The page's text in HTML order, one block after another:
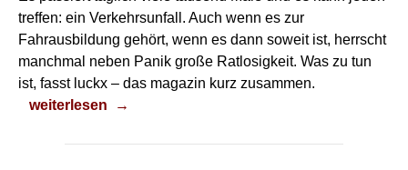
treffen: ein Verkehrsunfall. Auch wenn es zur
Fahrausbildung gehört, wenn es dann soweit ist, herrscht
manchmal neben Panik große Ratlosigkeit. Was zu tun
ist, fasst luckx – das magazin kurz zusammen.
Unfall – und dann?
weiterlesen →